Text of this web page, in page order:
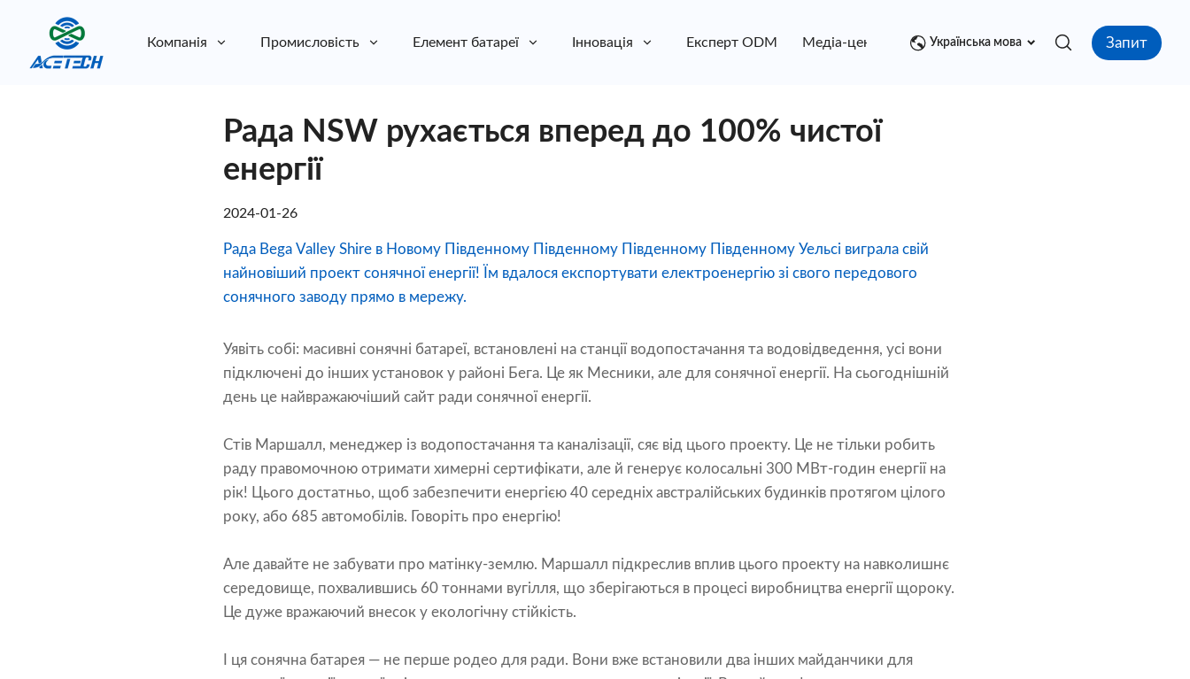
Компанія Промисловість Елемент батареї Інновація Експерт ODM Медіа-центр контакт
Українська мова Запит
Рада NSW рухається вперед до 100% чистої
енергії
2024-01-26
Рада Bega Valley Shire в Новому Південному Південному Південному Південному Уельсі виграла свій
найновіший проект сонячної енергії! Їм вдалося експортувати електроенергію зі свого передового
сонячного заводу прямо в мережу.
Уявіть собі: масивні сонячні батареї, встановлені на станції водопостачання та водовідведення, усі вони
підключені до інших установок у районі Бега. Це як Месники, але для сонячної енергії. На сьогоднішній
день це найвражаючіший сайт ради сонячної енергії.
Стів Маршалл, менеджер із водопостачання та каналізації, сяє від цього проекту. Це не тільки робить
раду правомочною отримати химерні сертифікати, але й генерує колосальні 300 МВт-годин енергії на
рік! Цього достатньо, щоб забезпечити енергією 40 середніх австралійських будинків протягом цілого
року, або 685 автомобілів. Говоріть про енергію!
Але давайте не забувати про матінку-землю. Маршалл підкреслив вплив цього проекту на навколишнє
середовище, похвалившись 60 тоннами вугілля, що зберігаються в процесі виробництва енергії щороку.
Це дуже вражаючий внесок у екологічну стійкість.
І ця сонячна батарея — не перше родео для ради. Вони вже встановили два інших майданчики для